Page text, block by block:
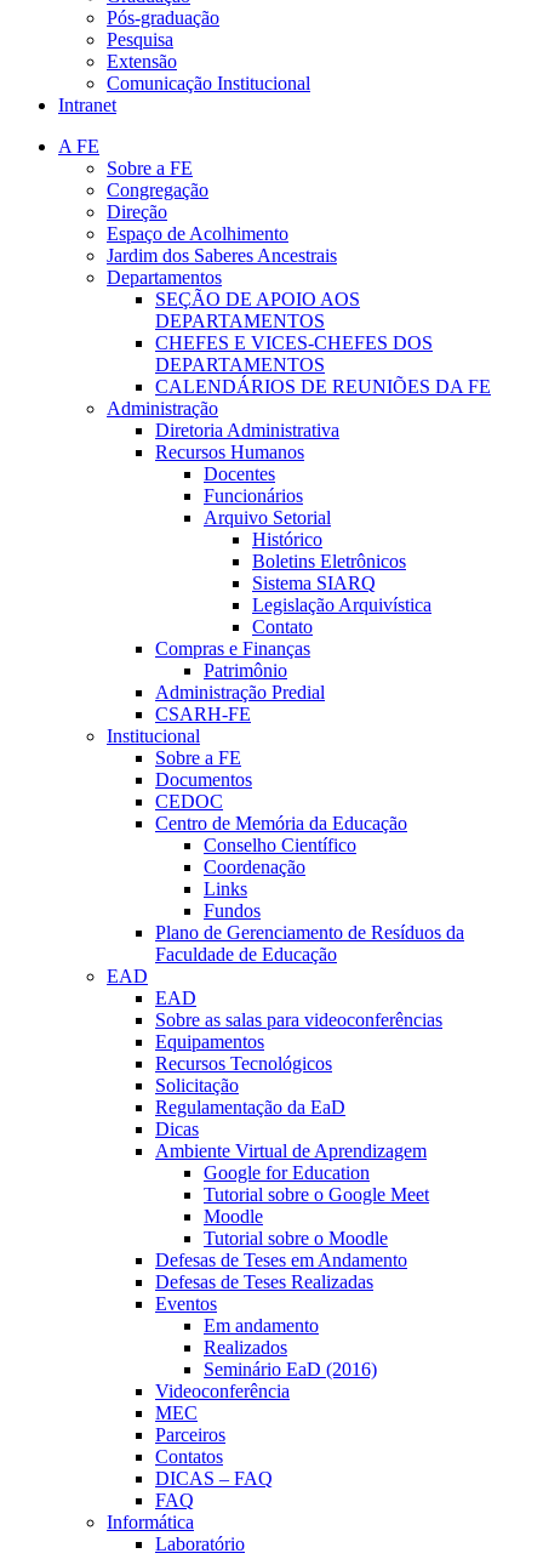
Pós-graduação
Pesquisa
Extensão
Comunicação Institucional
Intranet
A FE
Sobre a FE
Congregação
Direção
Espaço de Acolhimento
Jardim dos Saberes Ancestrais
Departamentos
SEÇÃO DE APOIO AOS
DEPARTAMENTOS
CHEFES E VICES-CHEFES DOS
DEPARTAMENTOS
CALENDÁRIOS DE REUNIÕES DA FE
Administração
Diretoria Administrativa
Recursos Humanos
Docentes
Funcionários
Arquivo Setorial
Histórico
Boletins Eletrônicos
Sistema SIARQ
Legislação Arquivística
Contato
Compras e Finanças
Patrimônio
Administração Predial
CSARH-FE
Institucional
Sobre a FE
Documentos
CEDOC
Centro de Memória da Educação
Conselho Científico
Coordenação
Links
Fundos
Plano de Gerenciamento de Resíduos da
Faculdade de Educação
EAD
EAD
Sobre as salas para videoconferências
Equipamentos
Recursos Tecnológicos
Solicitação
Regulamentação da EaD
Dicas
Ambiente Virtual de Aprendizagem
Google for Education
Tutorial sobre o Google Meet
Moodle
Tutorial sobre o Moodle
Defesas de Teses em Andamento
Defesas de Teses Realizadas
Eventos
Em andamento
Realizados
Seminário EaD (2016)
Videoconferência
MEC
Parceiros
Contatos
DICAS – FAQ
FAQ
Informática
Laboratório